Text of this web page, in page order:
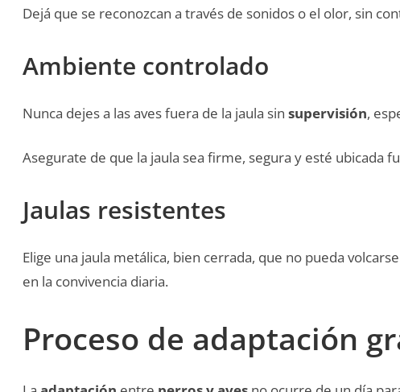
Dejá que se reconozcan a través de sonidos o el olor, sin
Ambiente controlado
Nunca dejes a las aves fuera de la jaula sin supervisión,
Asegurate de que la jaula sea firme, segura y esté ubicada
Jaulas resistentes
Elige una jaula metálica, bien cerrada, que no pueda
en la convivencia diaria.
Proceso de adaptación